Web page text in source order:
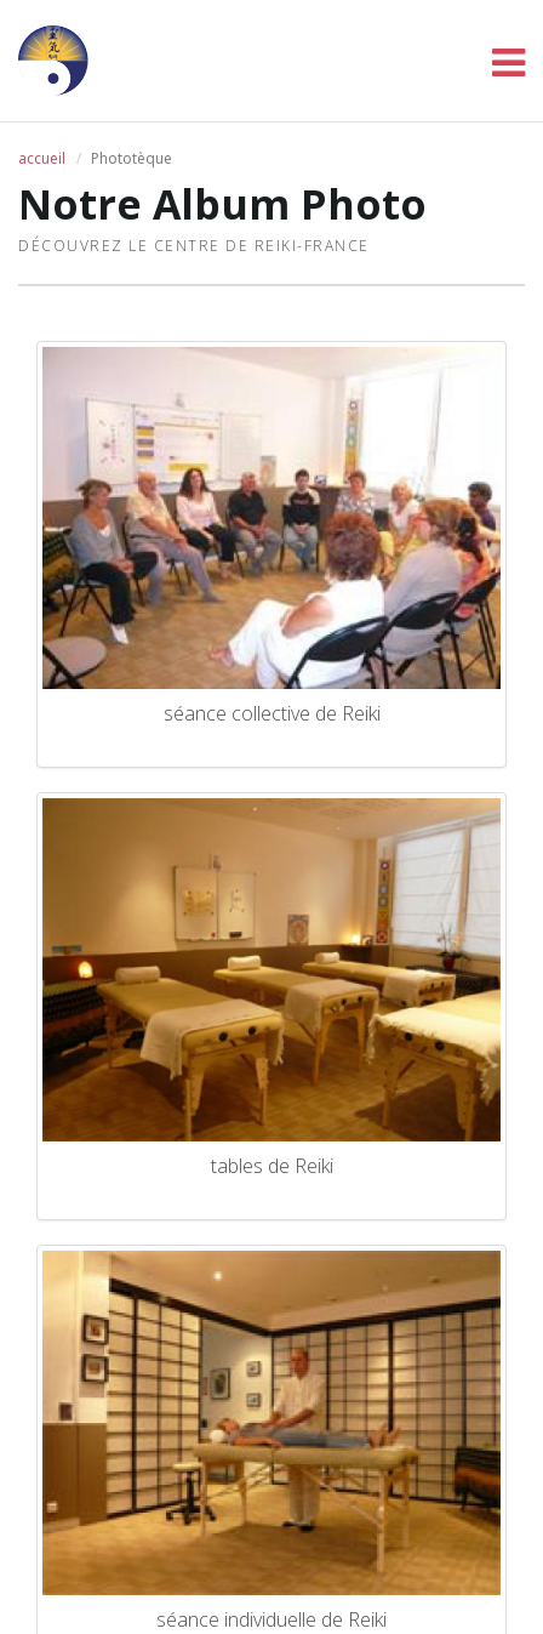
accueil Phototèque
Notre Album Photo
DÉCOUVREZ LE CENTRE DE REIKI-FRANCE
séance collective de Reiki
tables de Reiki
séance individuelle de Reiki